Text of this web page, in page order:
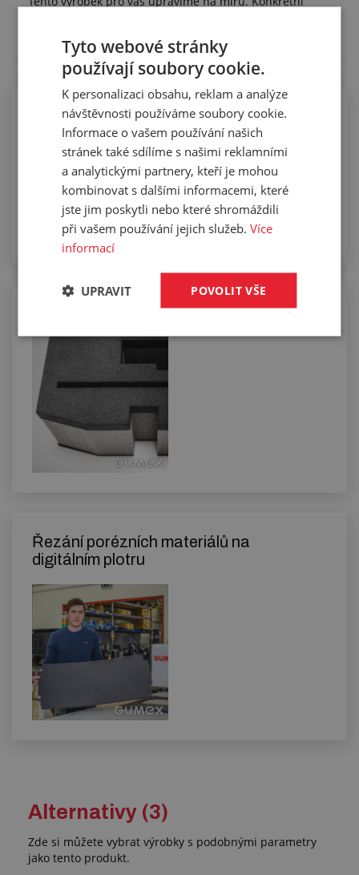
Lepení sendvičů
Řezání lepených sendvičů
Řezání porézních materiálů na
digitálním plotru
Alternativy (3)
Zde si můžete vybrat výrobky s podobnými parametry
jako tento produkt.
Tyto webové stránky
používají soubory cookie.
K personalizaci obsahu, reklam a analýze
návštěvnosti používáme soubory cookie.
Informace o vašem používání našich
stránek také sdílíme s našimi reklamními
a analytickými partnery, kteří je mohou
kombinovat s dalšími informacemi, které
jste jim poskytli nebo které shromáždili
při vašem používání jejich služeb.Více
informací
POVOLIT VŠE
UPRAVIT